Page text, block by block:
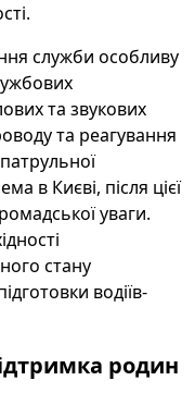
служби особливу
та звукових
та реагування
в Києві, після цієї
уваги.
стану
водіїв-
родин